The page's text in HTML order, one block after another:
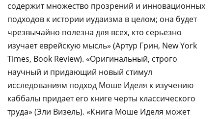
содержит множество прозрений и инновационных
подходов к истории иудаизма в целом; она будет
чрезвычайно полезна для всех, кто серьезно
изучает еврейскую мысль» (Артур Грин, New York
Times, Book Review). «Оригинальный, строго
научный и придающий новый стимул
исследованиям подход Моше Иделя к изучению
каббалы придает его книге черты классического
труда» (Эли Визель). «Книга Моше Иделя может